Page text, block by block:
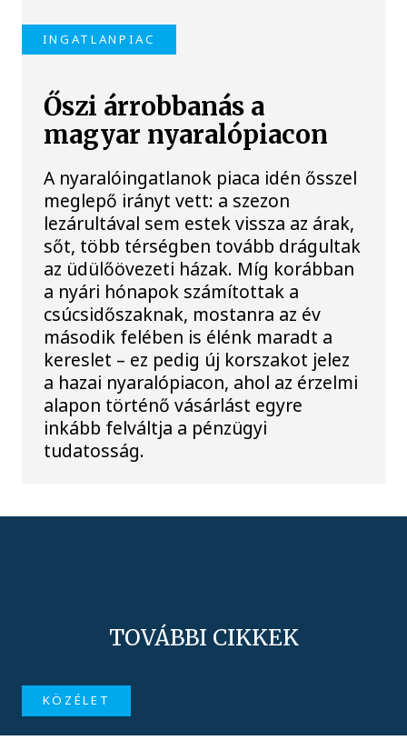
INGATLANPIAC
Őszi árrobbanás a
magyar nyaralópiacon
A nyaralóingatlanok piaca idén ősszel
meglepő irányt vett: a szezon
lezárultával sem estek vissza az árak,
sőt, több térségben tovább drágultak
az üdülőövezeti házak. Míg korábban
a nyári hónapok számítottak a
csúcsidőszaknak, mostanra az év
második felében is élénk maradt a
kereslet – ez pedig új korszakot jelez
a hazai nyaralópiacon, ahol az érzelmi
alapon történő vásárlást egyre
inkább felváltja a pénzügyi
tudatosság.
TOVÁBBI CIKKEK
KÖZÉLET